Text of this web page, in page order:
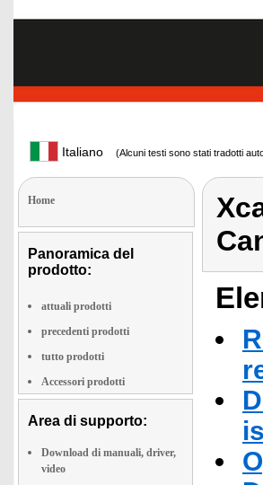
Italiano (Alcuni testi sono stati tradotti
Home
Panoramica del
prodotto:
attuali prodotti
precedenti prodotti
tutto prodotti
Accessori prodotti
Area di supporto:
Download di manuali, driver,
video